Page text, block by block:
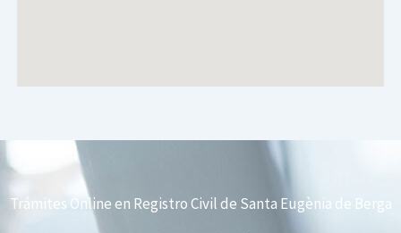
Trámites Online en Registro Civil de Santa Eugènia de Berga